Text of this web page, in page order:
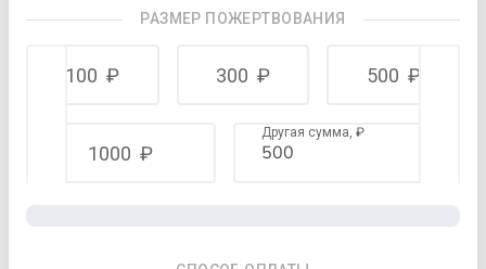
РАЗМЕР ПОЖЕРТВОВАНИЯ
100 ₽ 300 ₽ 500 ₽
1000 ₽
Другая сумма, ₽